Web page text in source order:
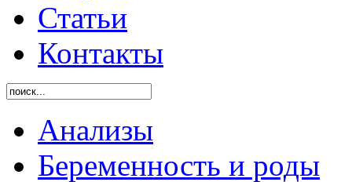
Статьи
Контакты
Анализы
Беременность и роды